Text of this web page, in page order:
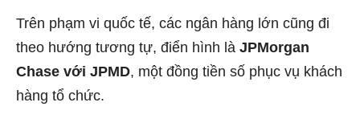
Trên phạm vi quốc tế, các ngân hàng lớn cũng đi
theo hướng tương tự, điển hình là JPMorgan
Chase với JPMD, một đồng tiền số phục vụ khách
hàng tổ chức.